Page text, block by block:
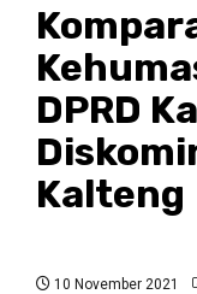
DPRD
Kalteng
10 November 2021